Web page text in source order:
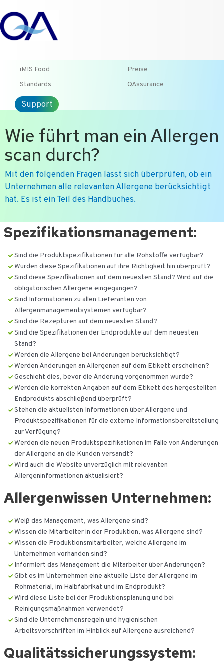
iMIS Food
Preise
Standards
QAssurance
Support
Wie führt man ein Allergen
scan durch?
Mit den folgenden Fragen lässt sich überprüfen, ob ein
Unternehmen alle relevanten Allergene berücksichtigt
hat. Es ist ein Teil des Handbuches.
Ga
naar
inhoud
Spezifikationsmanagement:
Sind die Produktspezifikationen für alle Rohstoffe verfügbar?
Wurden diese Spezifikationen auf ihre Richtigkeit hin überprüft?
Sind diese Spezifikationen auf dem neuesten Stand? Wird auf die
obligatorischen Allergene eingegangen?
Sind Informationen zu allen Lieferanten von
Allergenmanagementsystemen verfügbar?
Sind die Rezepturen auf dem neuesten Stand?
Sind die Spezifikationen der Endprodukte auf dem neuesten
Stand?
Werden die Allergene bei Änderungen berücksichtigt?
Werden Änderungen an Allergenen auf dem Etikett erscheinen?
Geschieht dies, bevor die Änderung vorgenommen wurde?
Werden die korrekten Angaben auf dem Etikett des hergestellten
Endprodukts abschließend überprüft?
Stehen die aktuellsten Informationen über Allergene und
Produktspezifikationen für die externe Informationsbereitstellung
zur Verfügung?
Werden die neuen Produktspezifikationen im Falle von Änderungen
der Allergene an die Kunden versandt?
Wird auch die Website unverzüglich mit relevanten
Allergeninformationen aktualisiert?
Allergenwissen Unternehmen:
Weiß das Management, was Allergene sind?
Wissen die Mitarbeiter in der Produktion, was Allergene sind?
Wissen die Produktionsmitarbeiter, welche Allergene im
Unternehmen vorhanden sind?
Informiert das Management die Mitarbeiter über Änderungen?
Gibt es im Unternehmen eine aktuelle Liste der Allergene im
Rohmaterial, im Halbfabrikat und im Endprodukt?
Wird diese Liste bei der Produktionsplanung und bei
Reinigungsmaßnahmen verwendet?
Sind die Unternehmensregeln und hygienischen
Arbeitsvorschriften im Hinblick auf Allergene ausreichend?
Qualitätssicherungssystem: